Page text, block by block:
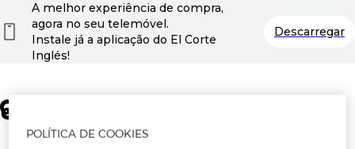
A melhor experiência de compra,
agora no seu telemóvel.
Instale já a aplicação do El Corte
Inglés!
Descarregar
POLÍTICA DE COOKIES